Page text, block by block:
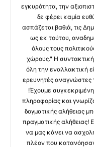
εγκυρότητα, την
δε φέρει καμία
ασπάζεται βαθιά, τις
ως εκ τούτου,
όλους τους
χώρους." Η
όλη την εναλλακτική
ερευνητές αναγνώστες
!Έχουμε
πληροφορίας και
δογματικής αλήθειας
πραγματικής αλήθειας!
να μας κάνει να
πλέον που